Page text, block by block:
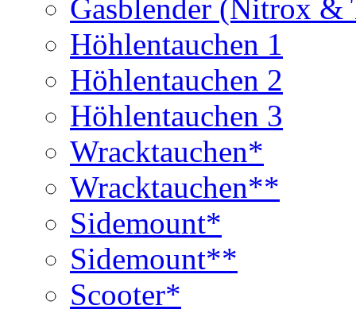
Gasblender (Nitrox
Höhlentauchen 1
Höhlentauchen 2
Höhlentauchen 3
Wracktauchen*
Wracktauchen**
Sidemount*
Sidemount**
Scooter*